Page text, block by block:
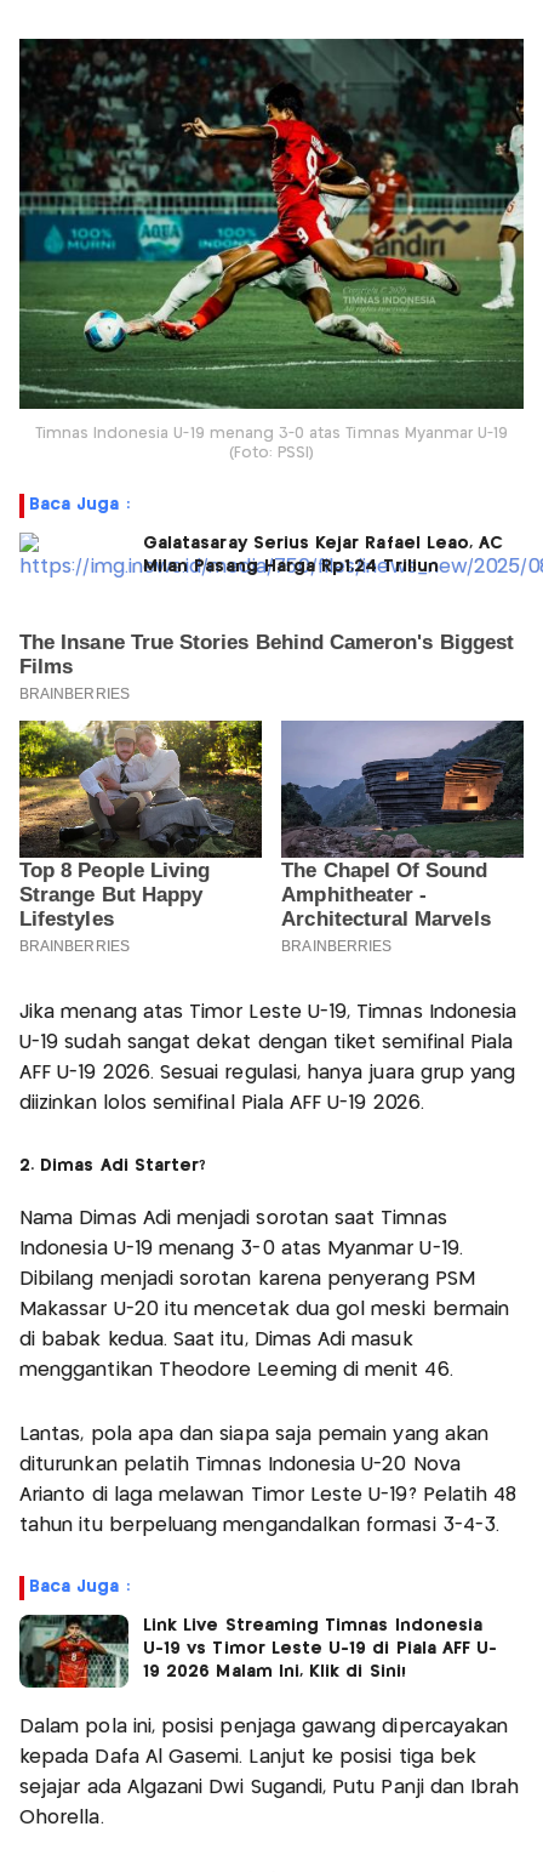
Timnas Indonesia U-19 menang 3-0 atas Timnas Myanmar U-19
(Foto: PSSI)
Baca Juga :
Galatasaray Serius Kejar Rafael Leao, AC
Milan Pasang Harga Rp1,24 Triliun
Jika menang atas Timor Leste U-19, Timnas Indonesia
U-19 sudah sangat dekat dengan tiket semifinal Piala
AFF U-19 2026. Sesuai regulasi, hanya juara grup yang
diizinkan lolos semifinal Piala AFF U-19 2026.
2. Dimas Adi Starter?
Nama Dimas Adi menjadi sorotan saat Timnas
Indonesia U-19 menang 3-0 atas Myanmar U-19.
Dibilang menjadi sorotan karena penyerang PSM
Makassar U-20 itu mencetak dua gol meski bermain
di babak kedua. Saat itu, Dimas Adi masuk
menggantikan Theodore Leeming di menit 46.
Lantas, pola apa dan siapa saja pemain yang akan
diturunkan pelatih Timnas Indonesia U-20 Nova
Arianto di laga melawan Timor Leste U-19? Pelatih 48
tahun itu berpeluang mengandalkan formasi 3-4-3.
Baca Juga :
Link Live Streaming Timnas Indonesia
U-19 vs Timor Leste U-19 di Piala AFF U-
19 2026 Malam Ini, Klik di Sini!
Dalam pola ini, posisi penjaga gawang dipercayakan
kepada Dafa Al Gasemi. Lanjut ke posisi tiga bek
sejajar ada Algazani Dwi Sugandi, Putu Panji dan Ibrah
Ohorella.